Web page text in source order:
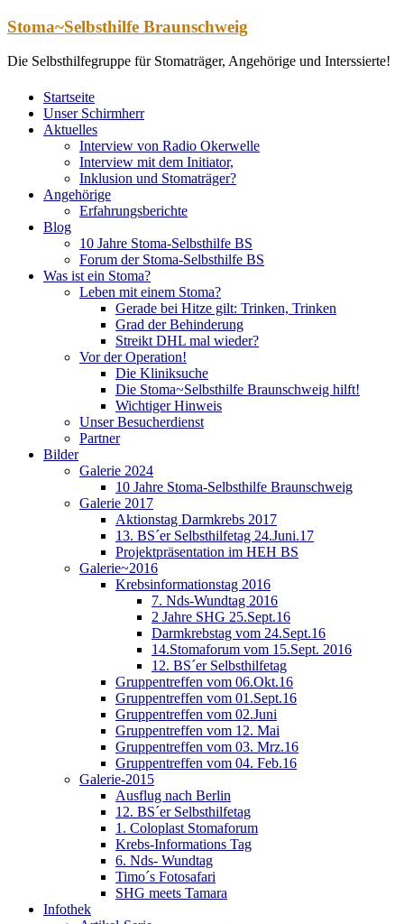
Zum
springen
Stoma~Selbsthilfe Braunschweig
Die Selbsthilfegruppe für Stomaträger, Angehörige und Interssierte!
Startseite
Unser Schirmherr
Aktuelles
Interview von Radio Okerwelle
Interview mit dem Initiator,
Inklusion und Stomaträger?
Angehörige
Erfahrungsberichte
Blog
10 Jahre Stoma-Selbsthilfe BS
Forum der Stoma-Selbsthilfe BS
Was ist ein Stoma?
Leben mit einem Stoma?
Gerade bei Hitze gilt: Trinken, Trinken
Grad der Behinderung
Streikt DHL mal wieder?
Vor der Operation!
Die Kliniksuche
Die Stoma~Selbsthilfe Braunschweig hilft!
Wichtiger Hinweis
Unser Besucherdienst
Partner
Bilder
Galerie 2024
10 Jahre Stoma-Selbsthilfe Braunschweig
Galerie 2017
Aktionstag Darmkrebs 2017
13. BS´er Selbsthilfetag 24.Juni.17
Projektpräsentation im HEH BS
Galerie~2016
Krebsinformationstag 2016
7. Nds-Wundtag 2016
2 Jahre SHG 25.Sept.16
Darmkrebstag vom 24.Sept.16
14.Stomaforum vom 15.Sept. 2016
12. BS´er Selbsthilfetag
Gruppentreffen vom 06.Okt.16
Gruppentreffen vom 01.Sept.16
Gruppentreffen vom 02.Juni
Gruppentreffen vom 12. Mai
Gruppentreffen vom 03. Mrz.16
Gruppentreffen vom 04. Feb.16
Galerie-2015
Ausflug nach Berlin
12. BS´er Selbsthilfetag
1. Coloplast Stomaforum
Krebs-Informations Tag
6. Nds- Wundtag
Timo´s Fotosafari
SHG meets Tamara
Infothek